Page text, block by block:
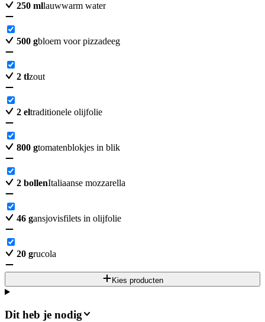
250 mllauwwarm water
500 gbloem voor pizzadeeg
2 tlzout
2 eltraditionele olijfolie
800 gtomatenblokjes in blik
2 bollenItaliaanse mozzarella
46 gansjovisfilets in olijfolie
20 grucola
Kies producten
Dit heb je nodig